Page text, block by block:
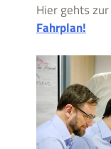
Hier gehts zur
Fahrplan!